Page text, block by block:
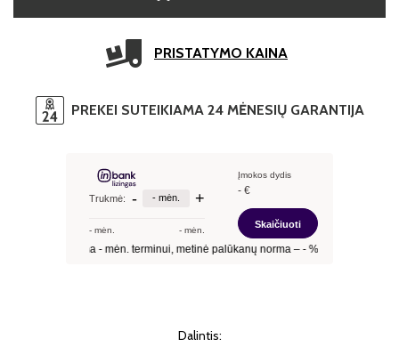
PRISTATYMO KAINA
PREKEI SUTEIKIAMA 24 MĖNESIŲ GARANTIJA
Dalintis: